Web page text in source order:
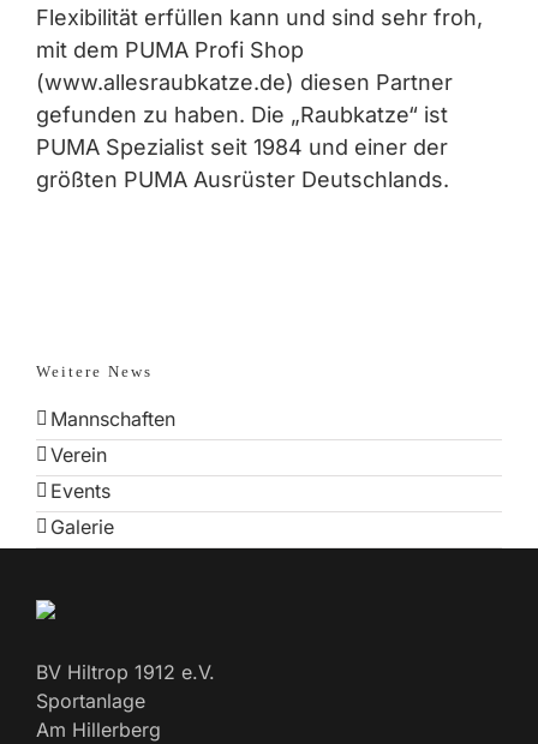
Flexibilität erfüllen kann und sind sehr froh,
mit dem PUMA Profi Shop
(www.allesraubkatze.de) diesen Partner
gefunden zu haben. Die „Raubkatze“ ist
PUMA Spezialist seit 1984 und einer der
größten PUMA Ausrüster Deutschlands.
Weitere News
Mannschaften
Verein
Events
Galerie
BV Hiltrop 1912 e.V.
Sportanlage
Am Hillerberg